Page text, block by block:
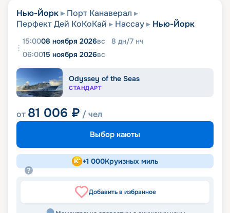
Нью-Йорк
Порт Канаверал
Перфект Дей КоКоКай
Нассау Нью-Йорк
15:0008 ноября 2026вс 8 дн/7 нч
06:0015 ноября 2026вс
Odyssey of the Seas
СТАНДАРТ
от 81 006 ₽ / чел
Выбор каюты
+1 000Круизных миль
Добавить в избранное